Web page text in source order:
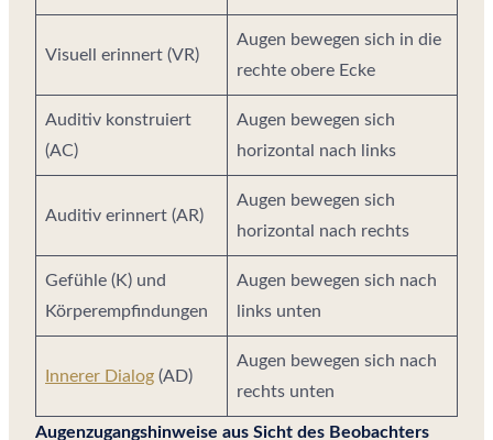
Visuell erinnert (VR)
Augen bewegen sich in die
rechte obere Ecke
Auditiv konstruiert
(AC)
Augen bewegen sich
horizontal nach links
Auditiv erinnert (AR)
Augen bewegen sich
horizontal nach rechts
Gefühle (K) und
Körperempfindungen
Augen bewegen sich nach
links unten
Innerer Dialog (AD)
Augen bewegen sich nach
rechts unten
Augenzugangshinweise aus Sicht des Beobachters